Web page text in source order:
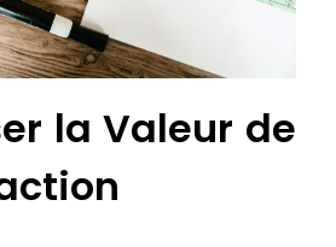
la Valeur de